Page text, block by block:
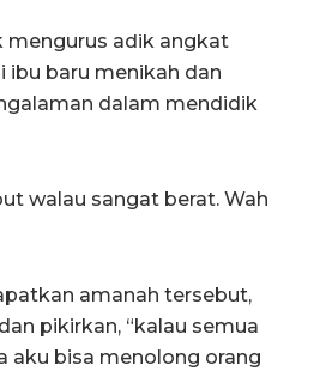
mengurus adik angkat
ibu baru menikah dan
dalam mendidik
walau sangat berat. Wah
amanah tersebut,
pikirkan, “kalau semua
aku bisa menolong orang